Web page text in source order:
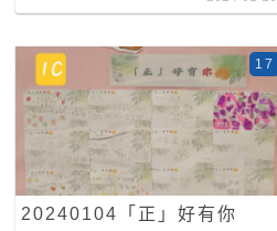
20240104「正」好有你
17